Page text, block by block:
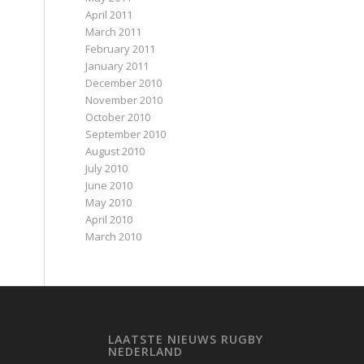
April 2011
March 2011
February 2011
January 2011
December 2010
November 2010
October 2010
September 2010
August 2010
July 2010
June 2010
May 2010
April 2010
March 2010
LAATSTE NIEUWS RUGBY
NEDERLAND